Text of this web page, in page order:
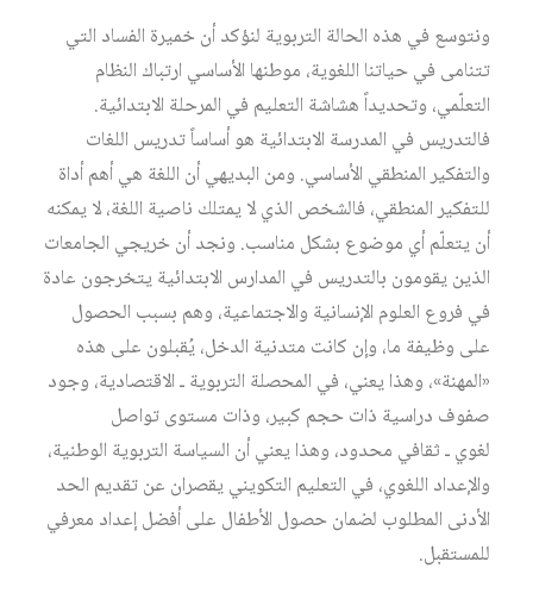
ونتوسع في هذه الحالة التربوية لنؤكد أن خميرة الفساد التي
تتنامى في حياتنا اللغوية، موطنها الأساسي ارتباك النظام
التعلّمي، وتحديداً هشاشة التعليم في المرحلة الابتدائية.
فالتدريس في المدرسة الابتدائية هو أساساً تدريس اللغات
والتفكير المنطقي الأساسي. ومن البديهي أن اللغة هي أهم أداة
للتفكير المنطقي، فالشخص الذي لا يمتلك ناصية اللغة، لا يمكنه
أن يتعلّم أي موضوع بشكل مناسب. ونجد أن خريجي الجامعات
الذين يقومون بالتدريس في المدارس الابتدائية يتخرجون عادة
في فروع العلوم الإنسانية والاجتماعية، وهم بسبب الحصول
على وظيفة ما، وإن كانت متدنية الدخل، يُقبلون على هذه
«المهنة»، وهذا يعني، في المحصلة التربوية ـ الاقتصادية، وجود
صفوف دراسية ذات حجم كبير، وذات مستوى تواصل
لغوي ـ ثقافي محدود، وهذا يعني أن السياسة التربوية الوطنية،
والإعداد اللغوي، في التعليم التكويني يقصران عن تقديم الحد
الأدنى المطلوب لضمان حصول الأطفال على أفضل إعداد معرفي
للمستقبل.